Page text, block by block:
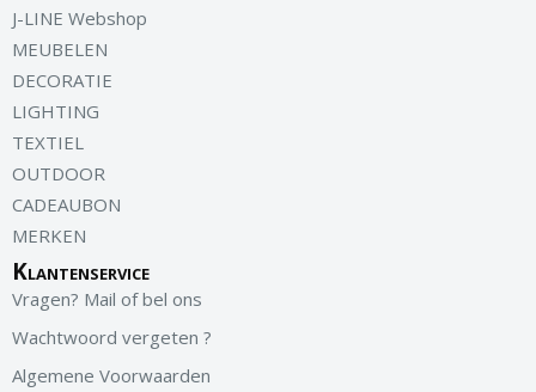
J-LINE Webshop
MEUBELEN
DECORATIE
LIGHTING
TEXTIEL
OUTDOOR
CADEAUBON
MERKEN
Klantenservice
Vragen? Mail of bel ons
Wachtwoord vergeten ?
Algemene Voorwaarden